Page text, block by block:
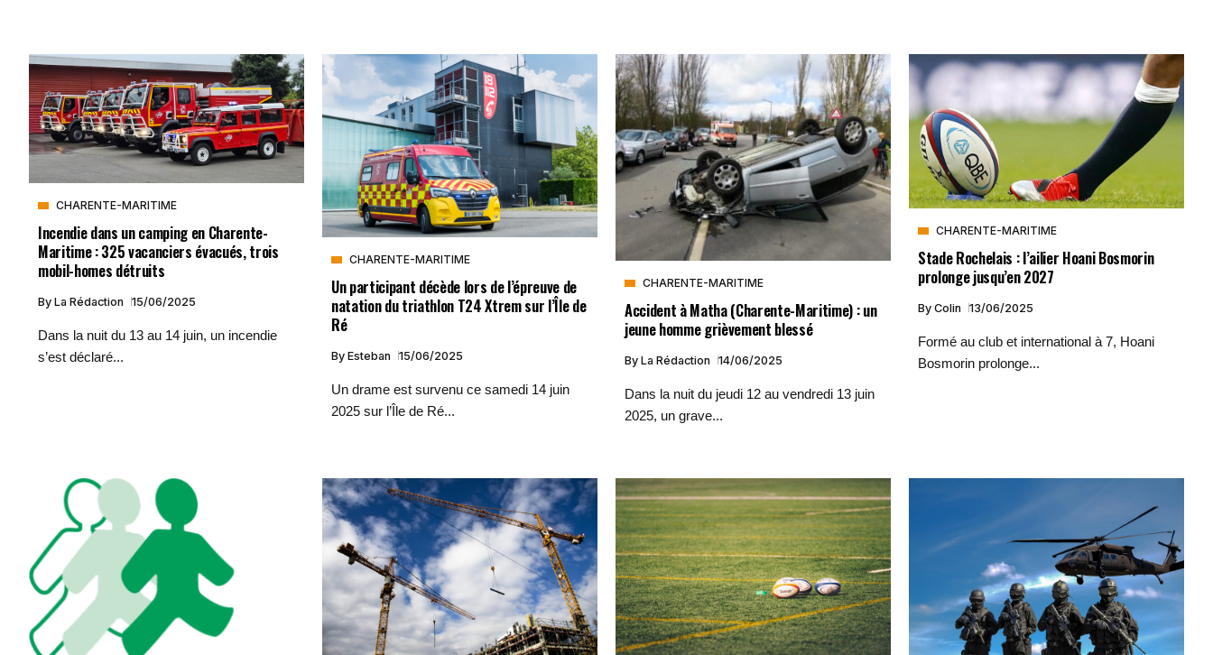
CHARENTE-MARITIME
Incendie dans un camping en Charente-
Maritime : 325 vacanciers évacués, trois
mobil-homes détruits
By La Rédaction 15/06/2025
Dans la nuit du 13 au 14 juin, un incendie
s’est déclaré...
CHARENTE-MARITIME
Un participant décède lors de l’épreuve de
natation du triathlon T24 Xtrem sur l’Île de
Ré
By Esteban 15/06/2025
Un drame est survenu ce samedi 14 juin
2025 sur l’Île de Ré...
CHARENTE-MARITIME
Accident à Matha (Charente-Maritime) : un
jeune homme grièvement blessé
By La Rédaction 14/06/2025
Dans la nuit du jeudi 12 au vendredi 13 juin
2025, un grave...
CHARENTE-MARITIME
Stade Rochelais : l’ailier Hoani Bosmorin
prolonge jusqu’en 2027
By Colin 13/06/2025
Formé au club et international à 7, Hoani
Bosmorin prolonge...